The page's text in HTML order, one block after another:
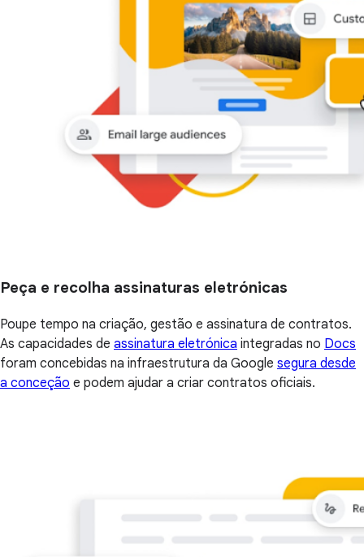
Peça e recolha assinaturas eletrónicas
Poupe tempo na criação, gestão e assinatura de contratos.
As capacidades de assinatura eletrónica integradas no Docs
foram concebidas na infraestrutura da Google segura desde
a conceção e podem ajudar a criar contratos oficiais.